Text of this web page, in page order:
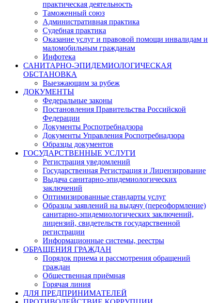
практическая деятельность
Таможенный союз
Административная практика
Судебная практика
Оказание услуг и правовой помощи инвалидам и
маломобильным гражданам
Инфотека
САНИТАРНО-ЭПИДЕМИОЛОГИЧЕСКАЯ
ОБСТАНОВКА
Выезжающим за рубеж
ДОКУМЕНТЫ
Федеральные законы
Постановления Правительства Российской
Федерации
Документы Роспотребнадзора
Документы Управления Роспотребнадзора
Образцы документов
ГОСУДАРСТВЕННЫЕ УСЛУГИ
Регистрация уведомлений
Государственная Регистрация и Лицензирование
Выдача санитарно-эпидемиологических
заключений
Оптимизированные стандарты услуг
Образцы заявлений на выдачу (переоформление)
санитарно-эпидемиологических заключений,
лицензий, свидетельств государственной
регистрации
Информационные системы, реестры
ОБРАЩЕНИЯ ГРАЖДАН
Порядок приема и рассмотрения обращений
граждан
Общественная приёмная
Горячая линия
ДЛЯ ПРЕДПРИНИМАТЕЛЕЙ